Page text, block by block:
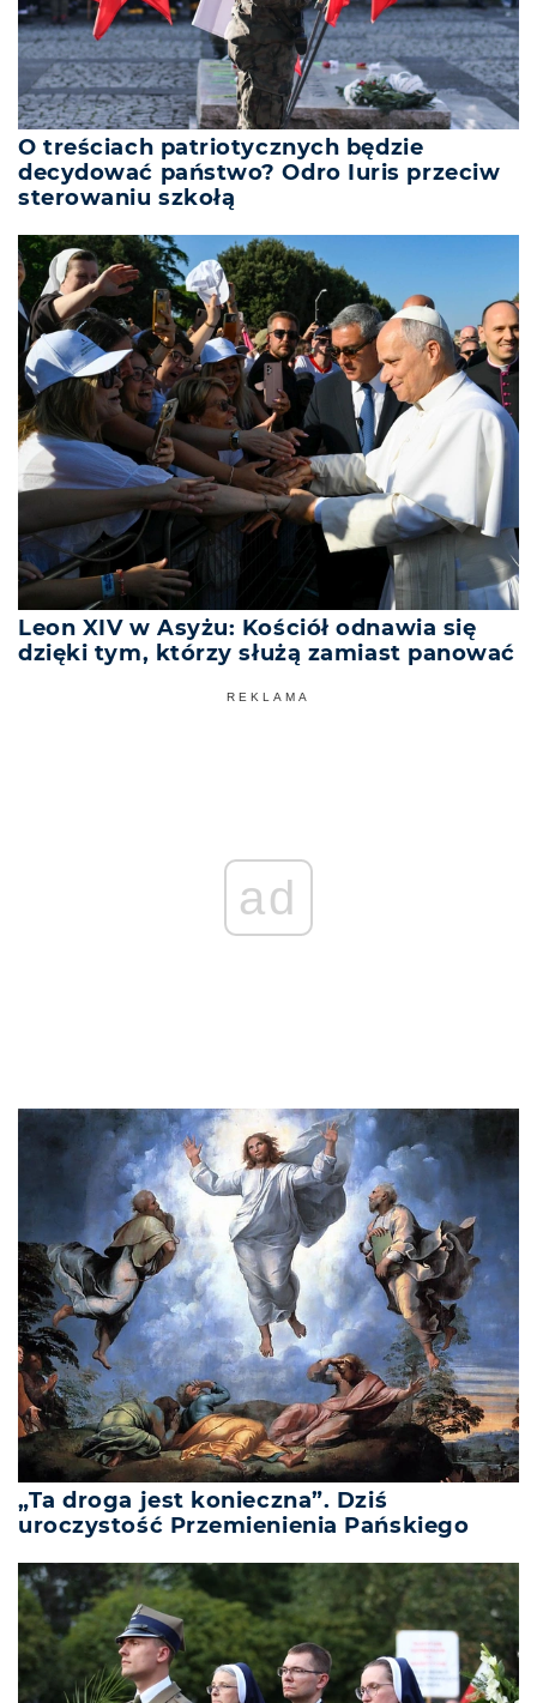
O treściach patriotycznych będzie
decydować państwo? Odro Iuris przeciw
sterowaniu szkołą
Leon XIV w Asyżu: Kościół odnawia się
dzięki tym, którzy służą zamiast panować
REKLAMA
ad
„Ta droga jest konieczna”. Dziś
uroczystość Przemienienia Pańskiego